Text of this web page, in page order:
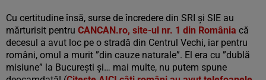
Cu certitudine însă, surse de încredere din SRI şi SIE au
mărturisit pentru CANCAN.ro, site-ul nr. 1 din România că
decesul a avut loc pe o stradă din Centrul Vechi, iar pentru
români, omul a murit ”din cauze naturale”. El era cu ”dublă
misiune” la Bucureşti şi… mai multe, nu putem spune